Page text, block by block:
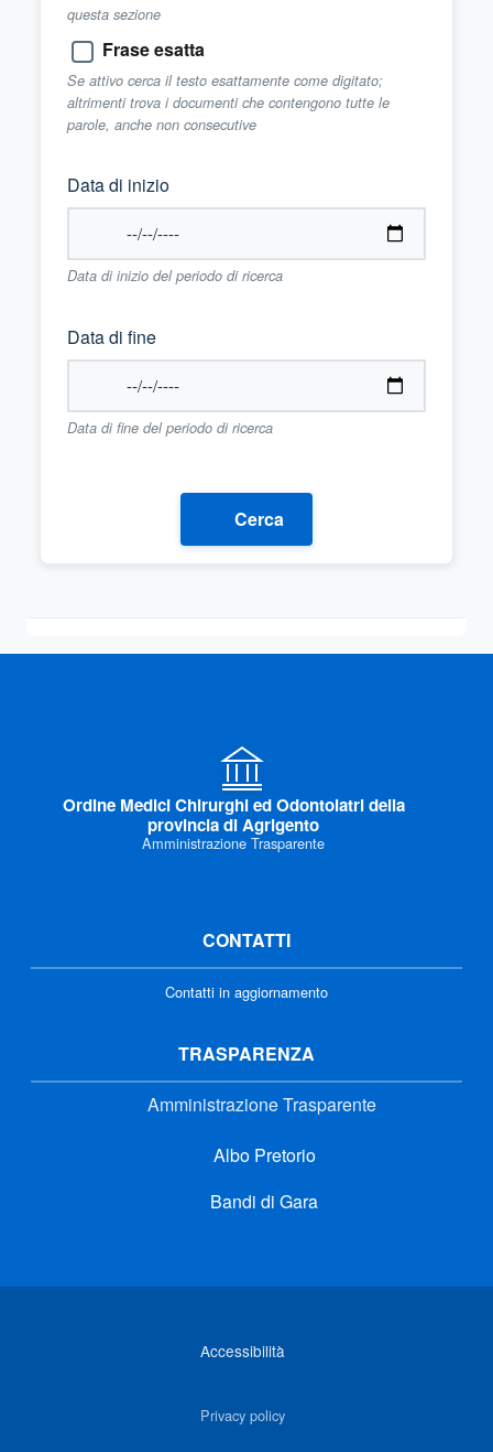
questa sezione
Frase esatta
Se attivo cerca il testo esattamente come digitato;
altrimenti trova i documenti che contengono tutte le
parole, anche non consecutive
Data di inizio
Data di inizio del periodo di ricerca
Data di fine
Data di fine del periodo di ricerca
Cerca
Ordine Medici Chirurghi ed Odontoiatri della
provincia di Agrigento
Amministrazione Trasparente
CONTATTI
Contatti in aggiornamento
TRASPARENZA
Amministrazione Trasparente
Albo Pretorio
Bandi di Gara
Accessibilità
Privacy policy